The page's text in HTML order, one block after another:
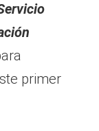
primer